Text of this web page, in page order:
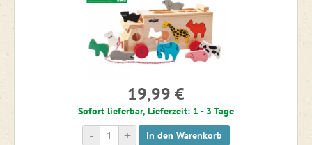
Zeichnen und Ausmalbilder
Gartenschaukeln und Klettergerüste
19,99 €
Sofort lieferbar, Lieferzeit: 1 - 3 Tage
+
- In den Warenkorb